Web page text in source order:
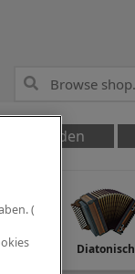
Anmelden
Diatonisch
(